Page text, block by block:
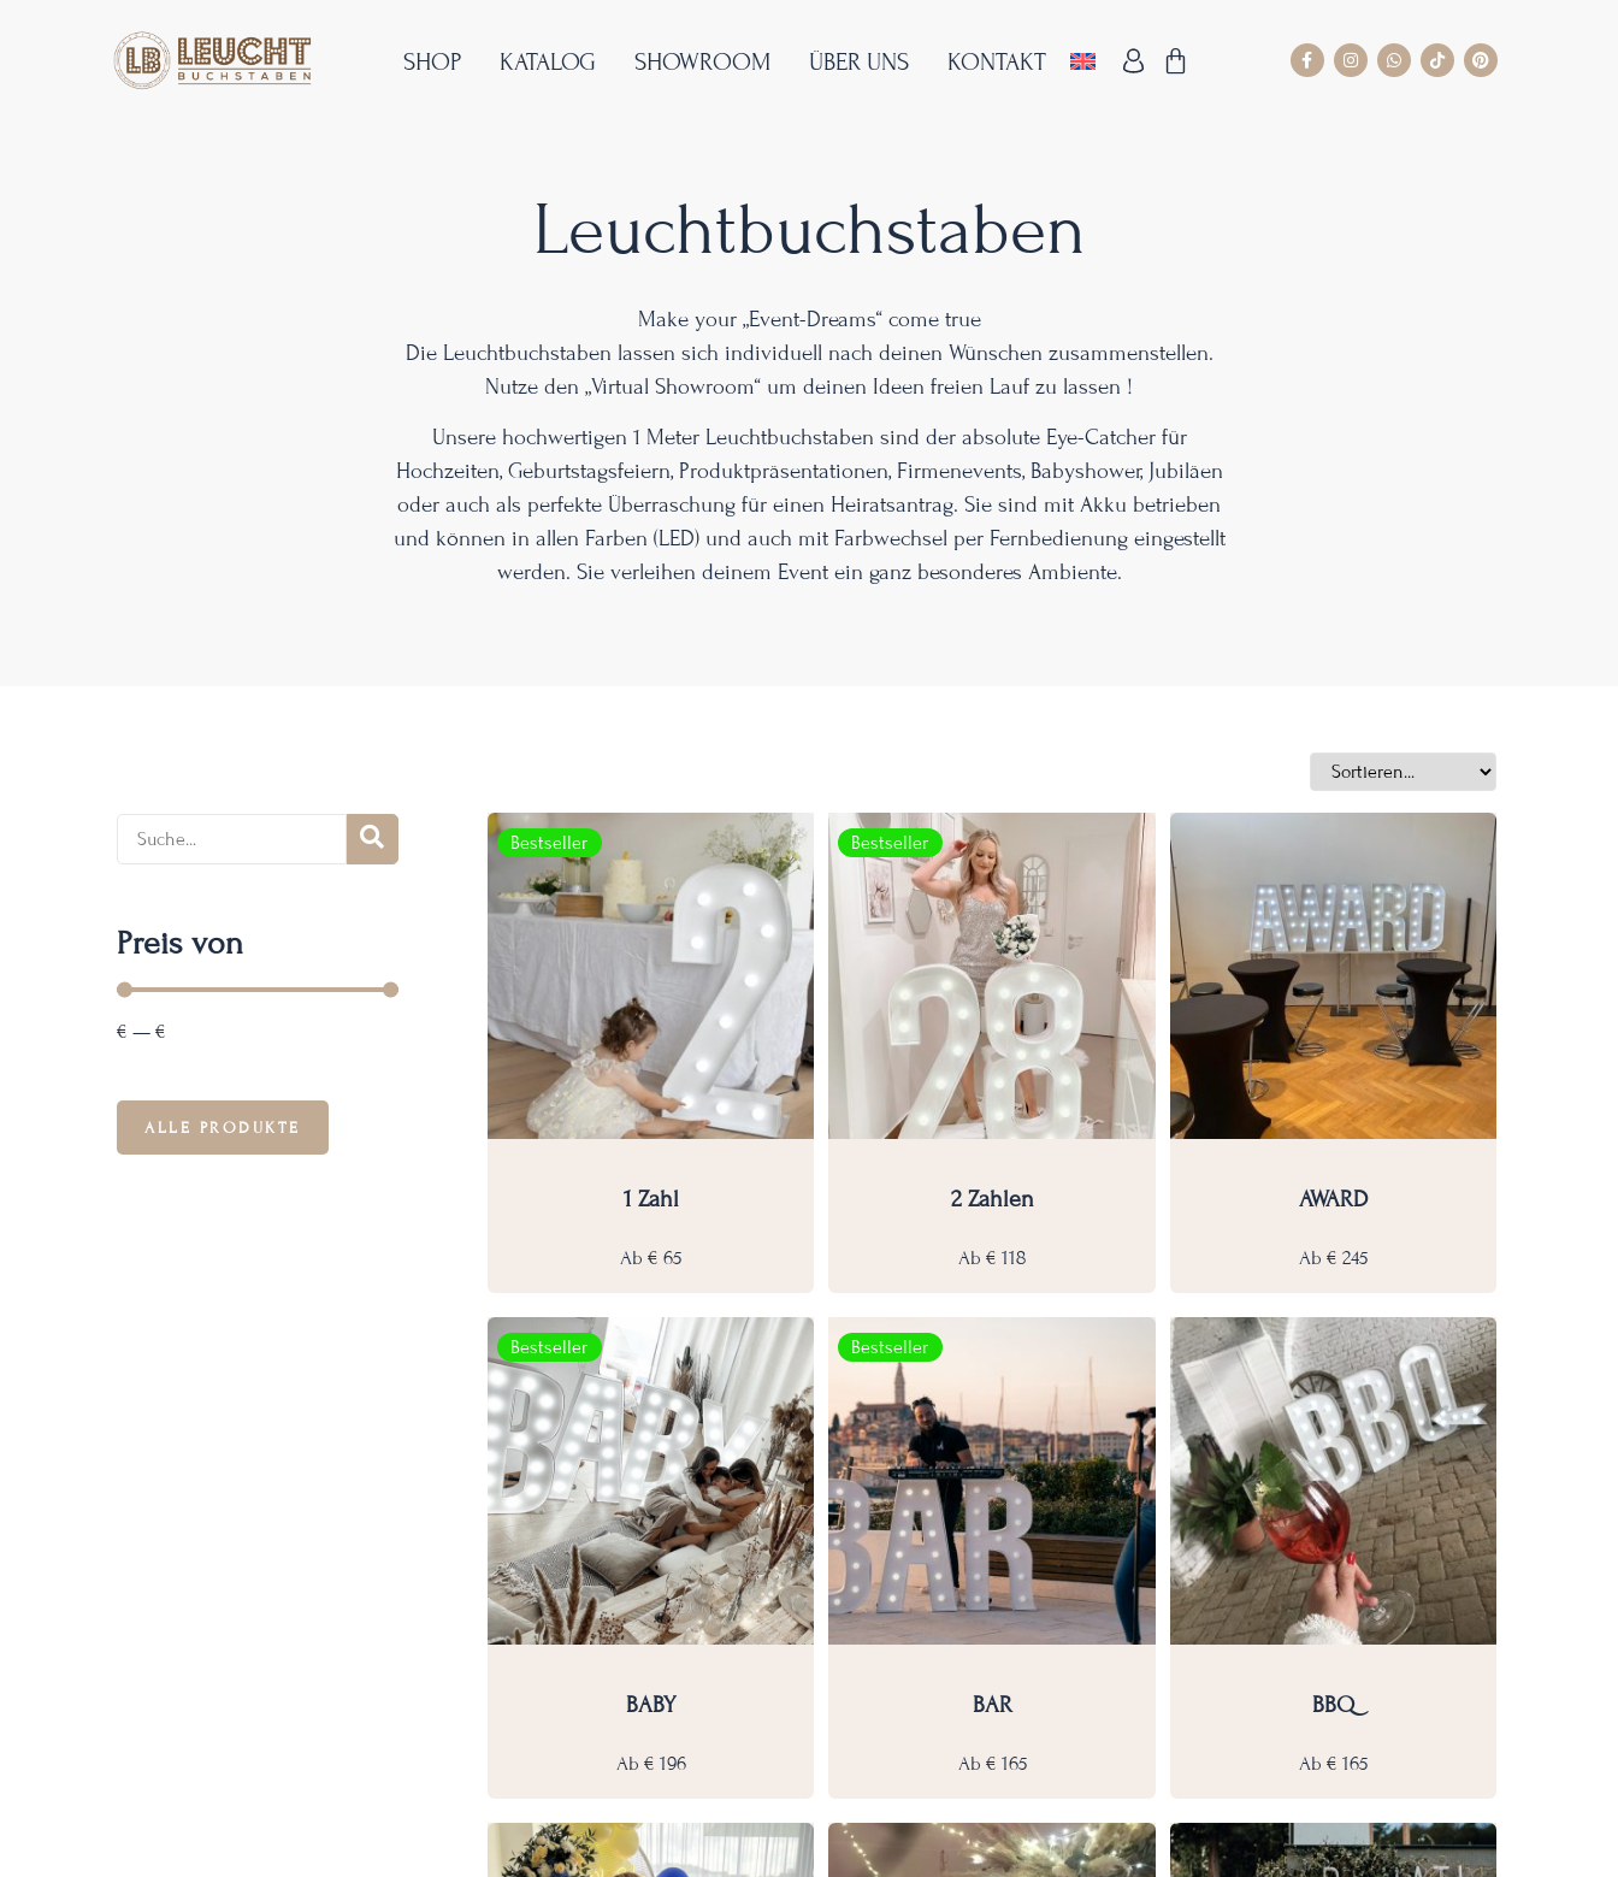
SHOP KATALOG SHOWROOM ÜBER UNS KONTAKT
Leuchtbuchstaben
Make your „Event-Dreams“ come true
Die Leuchtbuchstaben lassen sich individuell nach deinen Wünschen zusammenstellen.
Nutze den „Virtual Showroom“ um deinen Ideen freien Lauf zu lassen !
Unsere hochwertigen 1 Meter Leuchtbuchstaben sind der absolute Eye-Catcher für
Hochzeiten, Geburtstagsfeiern, Produktpräsentationen, Firmenevents, Babyshower, Jubiläen
oder auch als perfekte Überraschung für einen Heiratsantrag. Sie sind mit Akku betrieben
und können in allen Farben (LED) und auch mit Farbwechsel per Fernbedienung eingestellt
werden. Sie verleihen deinem Event ein ganz besonderes Ambiente.
Preis von
€ — €
ALLE PRODUKTE
Bestseller
1 Zahl
Ab€ 65
Bestseller
2 Zahlen
Ab € 118
AWARD
Ab € 245
Bestseller
BABY
Ab € 196
Bestseller
BAR
Ab € 165
BBQ
Ab € 165